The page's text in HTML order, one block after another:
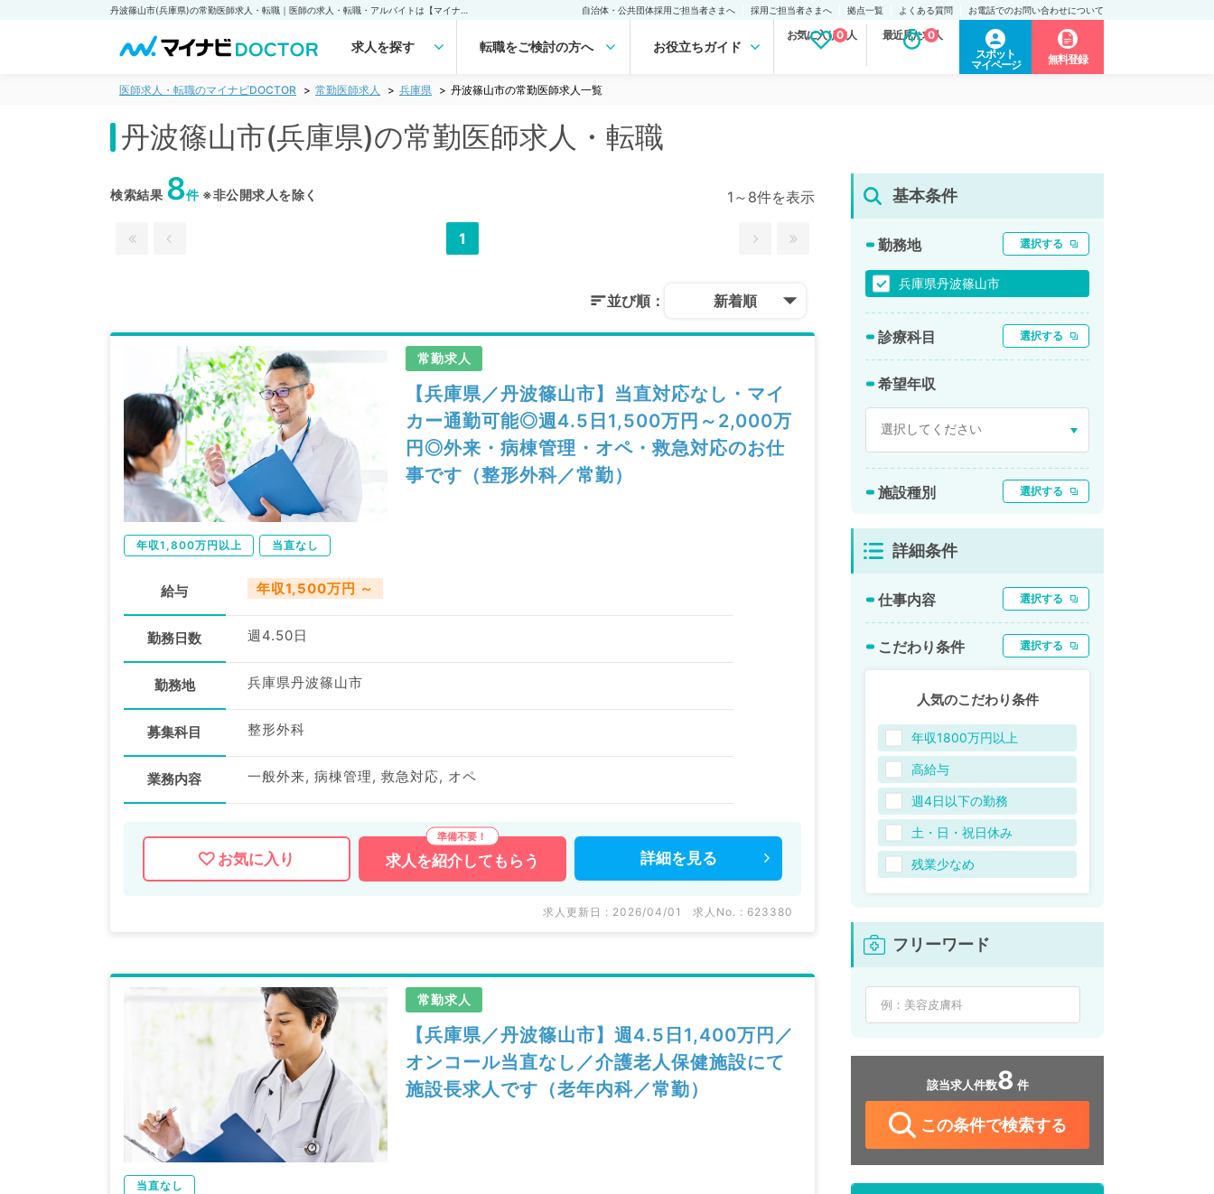
自治体・公共団体採用ご担当者さまへ 採用ご担当者さまへ 拠点一覧 よくある質問 お電話でのお問い合わせについて
求人を探す 転職をご検討の方へ お役立ちガイド
お気に入り求人
0 最近見た求人
0
スポット
マイページ
無料登録
医師求人・転職のマイナビDOCTOR 常勤医師求人 兵庫県 丹波篠山市の常勤医師求人一覧
丹波篠山市(兵庫県)の常勤医師求人・転職
検索結果 8件※非公開求人を除く 1～8件を表示
1
並び順： 新着順
常勤求人
【兵庫県／丹波篠山市】当直対応なし・マイ
カー通勤可能◎週4.5日1,500万円～2,000万
円◎外来・病棟管理・オペ・救急対応のお仕
事です（整形外科／常勤）
年収1,800万円以上 当直なし
給与 年収1,500万円 ～
勤務日数 週4.50日
勤務地 兵庫県丹波篠山市
募集科目 整形外科
業務内容 一般外来, 病棟管理, 救急対応, オペ
お気に入り 求人を紹介してもらう 詳細を 見る
求人更新日 : 2026/04/01 求人No. : 623380
常勤求人
【兵庫県／丹波篠山市】週4.5日1,400万円／
オンコール当直なし／介護老人保健施設にて
施設長求人です（老年内科／常勤）
当直なし
基本条件
勤務地 選択する
兵庫県丹波篠山市
診療科目 選択する
希望年収
施設種別 選択する
詳細条件
仕事内容 選択する
こだわり条件 選択する
人気のこだわり条件
年収1800万円以上
高給与
週4日以下の勤務
土・日・祝日休み
残業少なめ
フリーワード
該当求人件数8 件
この条件で検索する